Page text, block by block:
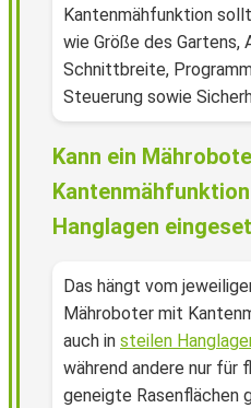
Kantenmähfunktion
wie Größe des Gartens,
Schnittbreite,
Steuerung sowie
Kann ein
Hanglagen
Das hängt vom
Mähroboter mit
auch in steilen
während andere nur für
geneigte Rasenflächen